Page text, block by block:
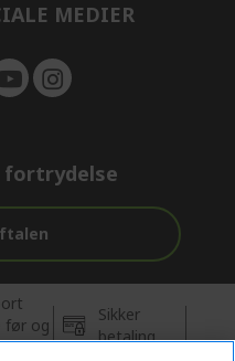
MEDIER
fortrydelse
før og
købet
Sikker
betaling